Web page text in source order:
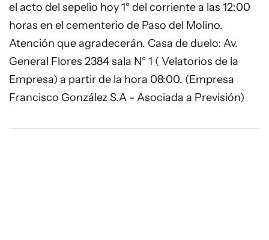
el acto del sepelio hoy 1° del corriente a las 12:00
horas en el cementerio de Paso del Molino.
Atención que agradecerán. Casa de duelo: Av.
General Flores 2384 sala N° 1 ( Velatorios de la
Empresa) a partir de la hora 08:00. (Empresa
Francisco González S.A - Asociada a Previsión)